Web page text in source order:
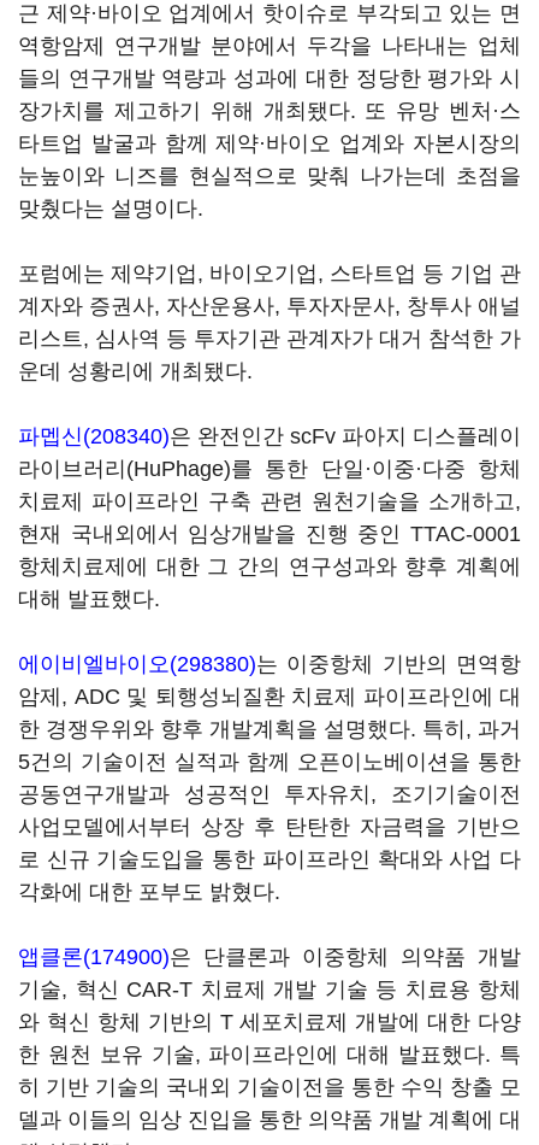
근 제약·바이오 업계에서 핫이슈로 부각되고 있는 면
역항암제 연구개발 분야에서 두각을 나타내는 업체
들의 연구개발 역량과 성과에 대한 정당한 평가와 시
장가치를 제고하기 위해 개최됐다. 또 유망 벤처·스
타트업 발굴과 함께 제약·바이오 업계와 자본시장의
눈높이와 니즈를 현실적으로 맞춰 나가는데 초점을
맞췄다는 설명이다.
포럼에는 제약기업, 바이오기업, 스타트업 등 기업 관
계자와 증권사, 자산운용사, 투자자문사, 창투사 애널
리스트, 심사역 등 투자기관 관계자가 대거 참석한 가
운데 성황리에 개최됐다.
파멥신(208340)은 완전인간 scFv 파아지 디스플레이
라이브러리(HuPhage)를 통한 단일·이중·다중 항체
치료제 파이프라인 구축 관련 원천기술을 소개하고,
현재 국내외에서 임상개발을 진행 중인 TTAC-0001
항체치료제에 대한 그 간의 연구성과와 향후 계획에
대해 발표했다.
에이비엘바이오(298380)는 이중항체 기반의 면역항
암제, ADC 및 퇴행성뇌질환 치료제 파이프라인에 대
한 경쟁우위와 향후 개발계획을 설명했다. 특히, 과거
5건의 기술이전 실적과 함께 오픈이노베이션을 통한
공동연구개발과 성공적인 투자유치, 조기기술이전
사업모델에서부터 상장 후 탄탄한 자금력을 기반으
로 신규 기술도입을 통한 파이프라인 확대와 사업 다
각화에 대한 포부도 밝혔다.
앱클론(174900)은 단클론과 이중항체 의약품 개발
기술, 혁신 CAR-T 치료제 개발 기술 등 치료용 항체
와 혁신 항체 기반의 T 세포치료제 개발에 대한 다양
한 원천 보유 기술, 파이프라인에 대해 발표했다. 특
히 기반 기술의 국내외 기술이전을 통한 수익 창출 모
델과 이들의 임상 진입을 통한 의약품 개발 계획에 대